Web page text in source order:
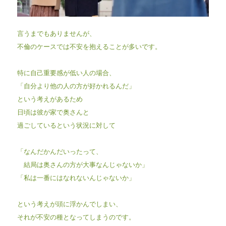
言うまでもありませんが、
不倫のケースでは不安を抱えることが多いです。
特に自己重要感が低い人の場合、
「自分より他の人の方が好かれるんだ」
という考えがあるため
日頃は彼が家で奥さんと
過ごしているという状況に対して
「なんだかんだいったって、
結局は奥さんの方が大事なんじゃないか」
「私は一番にはなれないんじゃないか」
という考えが頭に浮かんでしまい、
それが不安の種となってしまうのです。